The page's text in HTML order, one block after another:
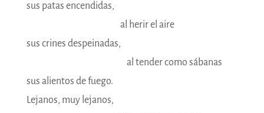
sus patas encendidas,
al herir el aire
sus crines despeinadas,
al tender como sábanas
sus alientos de fuego.
Lejanos, muy lejanos,